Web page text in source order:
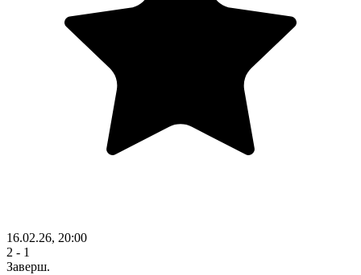
16.02.26, 20:00
2 - 1
Заверш.